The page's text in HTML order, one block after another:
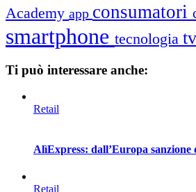
Academy app consumatori
smartphone tecnologia tv
Ti può interessare anche:
Retail
AlìExpress: dall’Europa
Retail